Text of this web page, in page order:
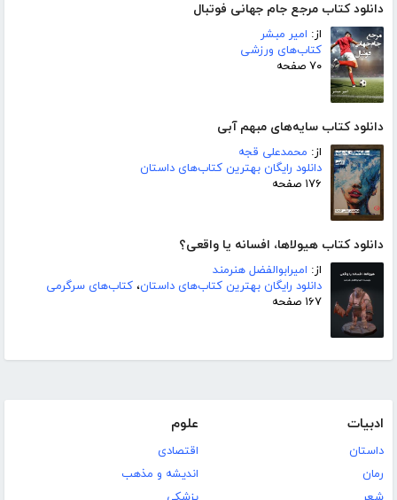
دانلود کتاب مرجع جام جهانی فوتبال
از: امیر مبشر
کتاب‌های ورزشی
۷۰ صفحه
دانلود کتاب سایه‌های مبهم آبی
از: محمدعلی قجه
دانلود رایگان بهترین کتاب‌های داستان
۱۷۶ صفحه
دانلود کتاب هیولاها، افسانه یا واقعی؟
از: امیرابوالفضل هنرمند
دانلود رایگان بهترین کتاب‌های داستان، کتاب‌های سرگرمی
۱۶۷ صفحه
ادبیات
داستان
رمان
علوم
اقتصادی
اندیشه و مذهب